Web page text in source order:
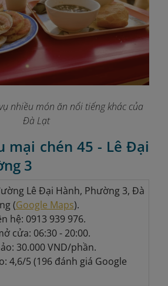
nhiều món ăn nổi tiếng khác của
Đà Lạt
mại chén 45 - Lê Đại
3
Lê Đại Hành, Phường 3, Đà
(Google Maps).
hệ: 0913 939 976.
cửa: 06:30 - 20:00.
30.000 VND/phần.
4,6/5 (196 đánh giá Google